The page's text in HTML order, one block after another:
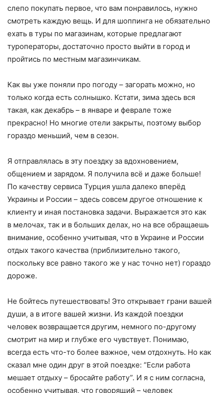
слепо покупать первое, что вам понравилось, нужно
смотреть каждую вещь. И для шоппинга не обязательно
ехать в туры по магазинам, которые предлагают
туроператоры, достаточно просто выйти в город и
пройтись по местным магазинчикам.
Как вы уже поняли про погоду – загорать можно, но
только когда есть солнышко. Кстати, зима здесь вся
такая, как декабрь – в январе и феврале тоже
прекрасно! Но многие отели закрыты, поэтому выбор
гораздо меньший, чем в сезон.
Я отправлялась в эту поездку за вдохновением,
общением и зарядом. Я получила всё и даже больше!
По качеству сервиса Турция ушла далеко вперёд
Украины и России – здесь совсем другое отношение к
клиенту и иная постановка задачи. Выражается это как
в мелочах, так и в больших делах, но на все обращаешь
внимание, особенно учитывая, что в Украине и России
отдых такого качества (приблизительно такого,
поскольку все равно такого же у нас точно нет) гораздо
дороже.
Не бойтесь путешествовать! Это открывает грани вашей
души, а в итоге вашей жизни. Из каждой поездки
человек возвращается другим, немного по-другому
смотрит на мир и глубже его чувствует. Понимаю,
всегда есть что-то более важное, чем отдохнуть. Но как
сказал мне один друг в этой поездке: “Если работа
мешает отдыху – бросайте работу”. И я с ним согласна,
особенно учитывая, что говорящий – человек